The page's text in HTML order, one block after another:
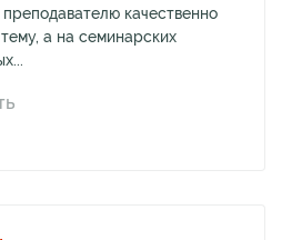
качественно
а на семинарских